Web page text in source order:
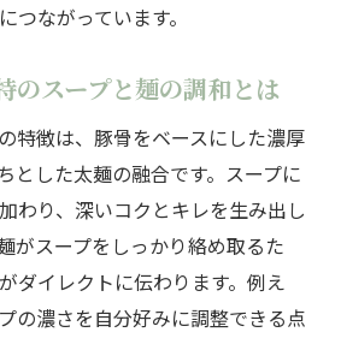
つながっています。
のスープと麺の調和とは
特徴は、豚骨をベースにした濃厚
とした太麺の融合です。スープに
わり、深いコクとキレを生み出し
がスープをしっかり絡め取るた
ダイレクトに伝わります。例え
の濃さを自分好みに調整できる点